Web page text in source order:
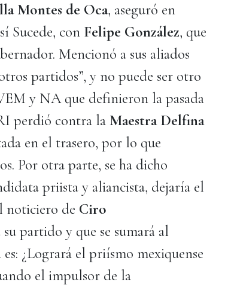
Montes de Oca, aseguró en
Sucede, con Felipe González, que
Mencionó a sus aliados
partidos”, y no puede ser otro
y NA que definieron la pasada
perdió contra la Maestra Delfina
en el trasero, por lo que
Por otra parte, se ha dicho
priista y aliancista, dejaría el
noticiero de Ciro
partido y que se sumará al
¿Logrará el priísmo mexiquense
el impulsor de la